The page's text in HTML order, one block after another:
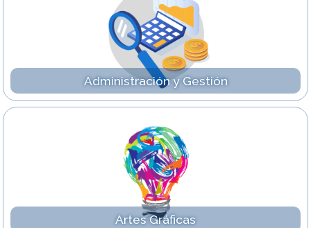
Administración y Gestión
Artes Gráficas